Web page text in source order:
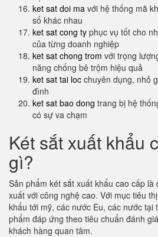
ket sat doi ma với hệ thống mã
số khác nhau
ket sat cong ty phục vụ tốt cho
của từng doanh nghiệp
ket sat chong trom với trọng
năng chống bê trộm hiệu quả
ket sat tai loc chuyên dụng, nhỏ
đình
ket sat bao dong trang bị hệ
có sự va chạm
Két sắt xuất khẩu
gì?
Sản phẩm két sắt xuất khẩu cao cấp là
xuất với công nghệ cao. Với mục tiêu
khẩu tới mỹ, các nước Eu, các nước tại
phẩm đáp ứng theo tiêu chuẩn đánh
khách hàng quan tâm.